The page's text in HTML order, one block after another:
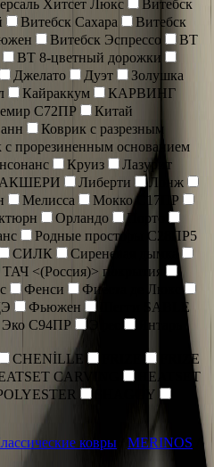
Хитсет Люкс
Витебск
Витебск Сахара
Витебск
Витебск Эспрессо
ВТ
ВТ 8-цветный дорожки
Джелато Дуэт
Золушка
Кайраккум
КАРВИНГ
С72ПР
Китай
Коврик c разрезным
с прорезиненным основанием
Круиз
Лазурит
Либерти
Лонж
Мелисса
Мокко С17ПР
Орландо
Порто
Родные просторы С28ПР5
СИЛК
Сиреневая дымка
ТАЧ <(Россия)> покрытия
Фенси
Фиеста де Люкс
Фьюжен
Шегги SABLE
Эко С94ПР
Янтарь
CHENİLLE
FRIZE
CARVING
HEATSET
SHAGGY
ковры MERINOS